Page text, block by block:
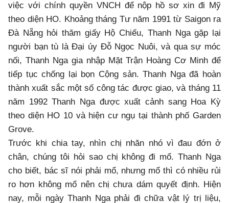
việc với chính quyền VNCH để nộp hồ sơ xin đi Mỹ
theo diện HO. Khoảng tháng Tư năm 1991 từ Saigon ra
Đà Nẵng hỏi thăm giấy Hộ Chiếu, Thanh Nga gặp lại
người bạn tù là Đại úy Đỗ Ngọc Nuôi, và qua sự móc
nối, Thanh Nga gia nhập Mặt Trận Hoàng Cơ Minh để
tiếp tục chống lại bọn Cộng sản. Thanh Nga đã hoàn
thành xuất sắc một số công tác được giao, và tháng 11
năm 1992 Thanh Nga được xuất cảnh sang Hoa Kỳ
theo diện HO 10 và hiện cư ngụ tại thành phố Garden
Grove.
Trước khi chia tay, nhìn chị nhăn nhó vì đau đớn ở
chân, chúng tôi hỏi sao chị không đi mổ. Thanh Nga
cho biết, bác sĩ nói phải mổ, nhưng mổ thì có nhiều rủi
ro hơn không mổ nên chị chưa dám quyết định. Hiện
nay, mỗi ngày Thanh Nga phải đi chữa vật lý trị liệu,